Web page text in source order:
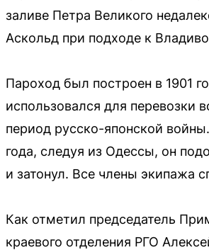
заливе Петра Великого
Аскольд при подходе к
Пароход был построен в 1901
использовался для перевозки
период русско-японской
года, следуя из Одессы, он
и затонул. Все члены экипажа
Как отметил председатель
краевого отделения РГО